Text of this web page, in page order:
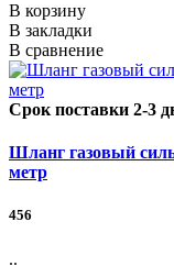
В корзину
В закладки
В сравнение
Срок поставки 2-3
Шланг газовый
метр
456
..